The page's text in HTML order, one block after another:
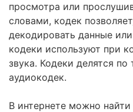
просмотра или
словами, кодек
декодировать данные
кодеки используют при
звука. Кодеки делятся по
аудиокодек.
В интернете можно